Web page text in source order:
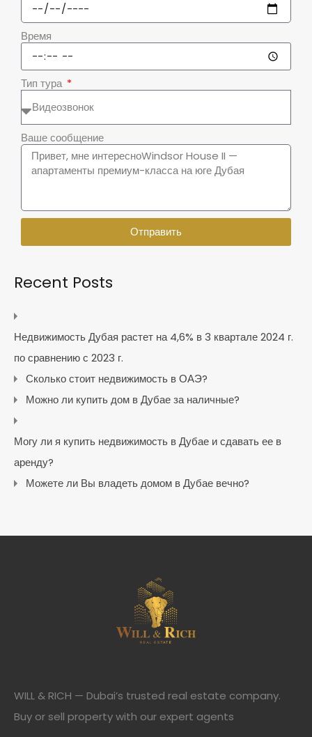
Время
Тип тура
Ваше сообщение
Отправить
Recent Posts
Недвижимость Дубая растет на 4,6% в 3 квартале 2024 г.
по сравнению с 2023 г.
Сколько стоит недвижимость в ОАЭ?
Можно ли купить дом в Дубае за наличные?
Могу ли я купить недвижимость в Дубае и сдавать ее в
аренду?
Можете ли Вы владеть домом в Дубае вечно?
WILL & RICH — Dubai’s trusted real estate company.
Buy or sell property with our expert agents